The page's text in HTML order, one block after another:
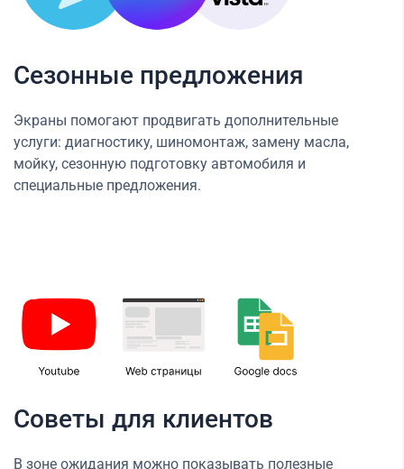
Сезонные предложения
Экраны помогают продвигать дополнительные
услуги: диагностику, шиномонтаж, замену масла,
мойку, сезонную подготовку автомобиля и
специальные предложения.
Советы для клиентов
В зоне ожидания можно показывать полезные